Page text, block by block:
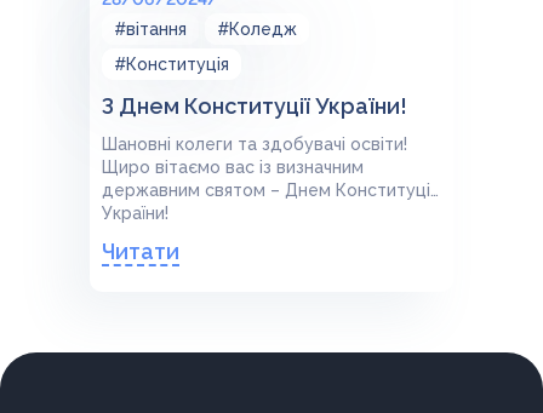
#вітання
#Коледж
#Конституція
З Днем Конституції України!
Шановні колеги та здобувачі освіти!
Щиро вітаємо вас із визначним
державним святом – Днем Конституції
України!
Читати